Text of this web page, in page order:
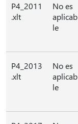
P4_2011
.xlt
No es
aplicab
le
P4_2013
.xlt
No es
aplicab
le